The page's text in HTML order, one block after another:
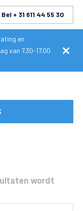
Bel + 31 611 44 55 30
en
van 7.30-17.00
wordt